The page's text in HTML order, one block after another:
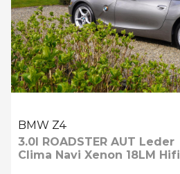
BMW Z4
3.0I ROADSTER AUT Leder
Clima Navi Xenon 18LM Hifi